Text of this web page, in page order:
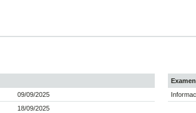
09/09/2025
18/09/2025